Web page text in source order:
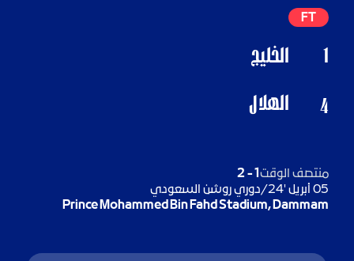
الخليج
الهلال
FT
1
4
منتصف الوقت1
-
2
05 أبريل '24
/دوري روشن السعودي
Prince Mohammed Bin Fahd Stadium, Dammam